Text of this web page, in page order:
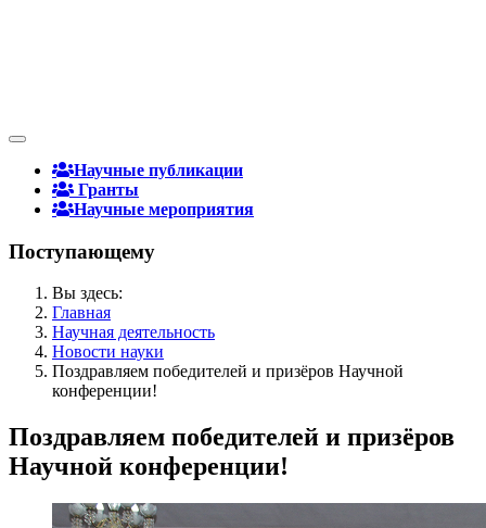
Научные публикации
Гранты
Научные мероприятия
Поступающему
Вы здесь:
Главная
Научная деятельность
Новости науки
Поздравляем победителей и призёров Научной
конференции!
Поздравляем победителей и призёров
Научной конференции!